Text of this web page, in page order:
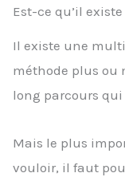
Est-ce qu’il
Il existe une
méthode plus ou
long parcours
Mais le plus
vouloir, il faut